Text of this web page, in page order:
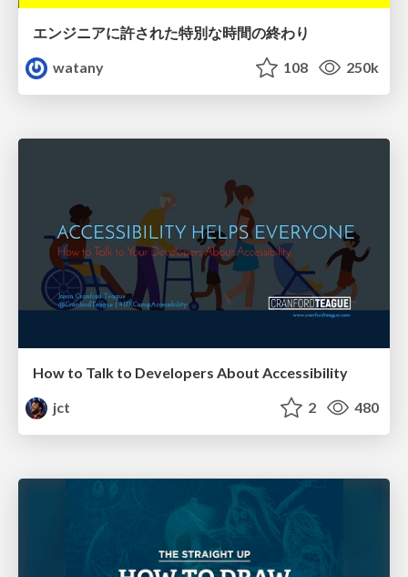
エンジニアに許された特別な時間の終わり
watany
108 250k
How to Talk to Developers About Accessibility
jct
2 480